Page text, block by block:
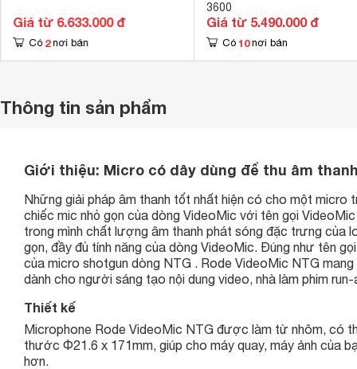
Giá từ 6.633.000 đ
Có 2 nơi bán
3600
Giá từ 5.490.000 đ
Có 10 nơi bán
Thông tin sản phẩm
Giới thiệu: Micro có dây dùng để thu âm thanh
Những giải pháp âm thanh tốt nhất hiện có cho một
chiếc mic nhỏ gọn của dòng VideoMic với tên gọi
trong mình chất lượng âm thanh phát sóng đặc trưng của
gọn, đầy đủ tính năng của dòng VideoMic. Đúng như tên
của micro shotgun dòng NTG . Rode VideoMic NTG
dành cho người sáng tạo nội dung video, nhà làm phim
Thiết kế
Microphone Rode VideoMic NTG được làm từ nhôm, có
thước Φ21.6 x 171mm, giúp cho máy quay, máy ảnh của
hơn.